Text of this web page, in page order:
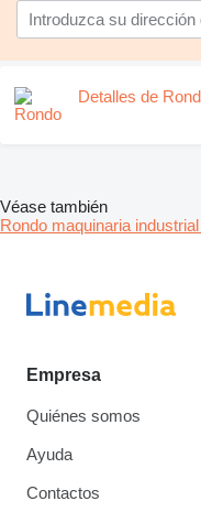
Detalles de
Véase también
Rondo maquinaria
Empresa
Quiénes somos
Ayuda
Contactos